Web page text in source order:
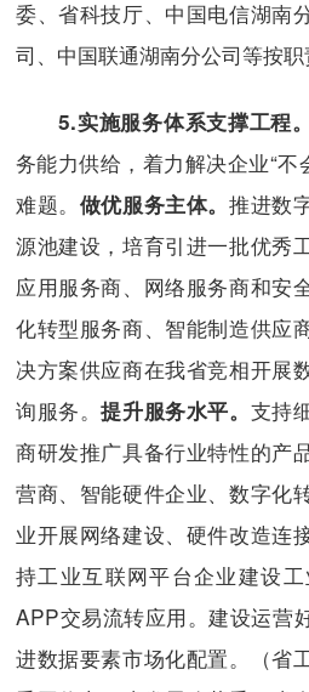
委、省科技厅、中国电信湖南
司、中国联通湖南分公司等按职
5.实施服务体系支撑工程。
务能力供给，着力解决企业“不
难题。 做优服务主体。推进数
源池建设，培育引进一批优秀
应用服务商、网络服务商和安
化转型服务商、智能制造供应
决方案供应商在我省竞相开展
询服务。提升服务水平。 支持
商研发推广具备行业特性的产
营商、智能硬件企业、数字化
业开展网络建设、硬件改造连
持工业互联网平台企业建设
APP交易流转应用。建设运营
进数据要素市场化配置。（省